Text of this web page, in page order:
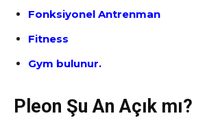
Fonksiyonel Antrenman
Fitness
Gym bulunur.
Pleon Şu An Açık mı?